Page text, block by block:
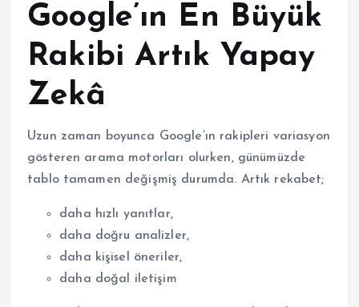
Google’ın En Büyük
Rakibi Artık Yapay
Zekâ
Uzun zaman boyunca Google’ın rakipleri variasyon
gösteren arama motorları olurken, günümüzde
tablo tamamen değişmiş durumda. Artık rekabet;
daha hızlı yanıtlar,
daha doğru analizler,
daha kişisel öneriler,
daha doğal iletişim